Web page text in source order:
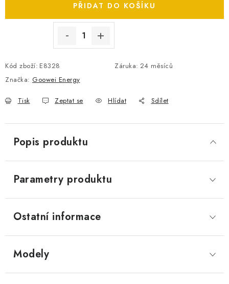
KONTAKTY
POŠTOVNÉ A DOPRAVA
KONFIGURÁTOR AUTOBATERIÍ
VÝMĚNA AUTOBATERIE
OBCHODNÍ PODMÍNKY
OCHRANA OSOBNÍCH ÚDAJŮ
OVĚŘOVÁNÍ RECENZÍ
JAK NA TO S BATTERY.CZ
NÁVODY KE STAŽENÍ
PŘIDAT DO KOŠÍKU
Kód zboží: E8328 Záruka: 24 měsíců
Značka: Goowei Energy
Tisk Zeptat se Hlídat Sdílet
Popis produktu
Parametry produktu
Ostatní informace
Modely